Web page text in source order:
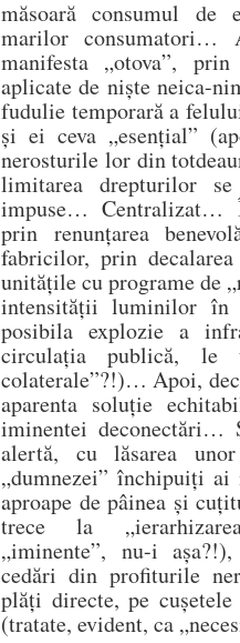
măsoară consumul de
marilor consumatori…
manifesta „otova”,
aplicate de niște neica-
fudulie temporară a
și ei ceva „esențial”
nerosturile lor din
limitarea drepturilor
impuse… Centralizat…
prin renunțarea
fabricilor, prin
unitățile cu programe de
intensității luminilor în
posibila explozie a
circulația publică, le
colaterale”?!)… Apoi,
aparenta soluție
iminentei deconectări…
alertă, cu lăsarea
„dumnezei” închipuiți
aproape de pâinea și
trece la
„iminente”, nu-i
cedări din profiturile
plăți directe, pe
(tratate, evident, ca